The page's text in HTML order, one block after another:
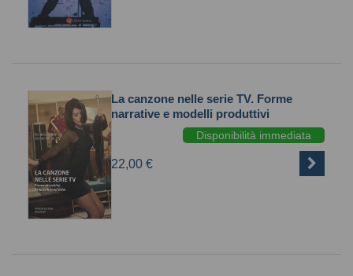
La canzone nelle serie TV. Forme
narrative e modelli produttivi
Disponibilità immediata
22,00 €